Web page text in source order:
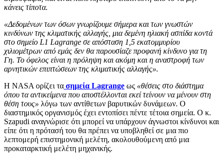
κάνεις τίποτα.
«Δεδομένων των όσων γνωρίζουμε σήμερα και των γνωστών
κινδύνων της κλιματικής αλλαγής, μια δεμένη ηλιακή ασπίδα κοντά
στο σημείο L1 Lagrange σε απόσταση 1,5 εκατομμυρίου
χιλιομέτρων από εμάς δεν θα παρουσίαζε προφανή κίνδυνο για τη
Γη. Το όφελος είναι η πρόληψη και ακόμη και η αναστροφή των
αρνητικών επιπτώσεων της κλιματικής αλλαγής».
Η NASA ορίζει τα σημεία Lagrange ως «θέσεις στο διάστημα
όπου τα αντικείμενα που αποστέλλονται εκεί τείνουν να μένουν στη
θέση τους» λόγω των αντίθετων βαρυτικών δυνάμεων. Ο
διαστημικός οργανισμός έχει εντοπίσει πέντε τέτοια σημεία. Ο κ.
Szapudi αναγνώρισε ότι μπορεί να υπάρχουν άγνωστοι κίνδυνοι και
είπε ότι η πρότασή του θα πρέπει να υποβληθεί σε μια πιο
λεπτομερή επιστημονική μελέτη, ακολουθούμενη από μια
προκαταρκτική μελέτη μηχανικής.